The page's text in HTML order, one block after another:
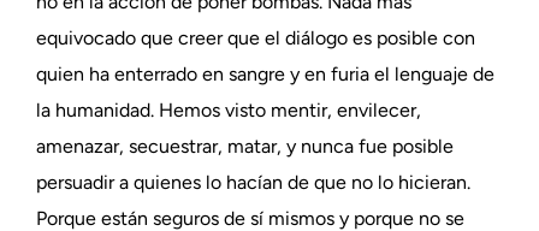
equivocado que creer que el diálogo es posible con
quien ha enterrado en sangre y en furia el lenguaje de
la humanidad. Hemos visto mentir, envilecer,
amenazar, secuestrar, matar, y nunca fue posible
persuadir a quienes lo hacían de que no lo hicieran.
Porque están seguros de sí mismos y porque no se